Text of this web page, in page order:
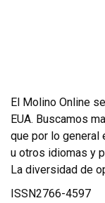
El Molino Online
EUA. Buscamos
que por lo general
u otros idiomas y
La diversidad de
ISSN2766-4597